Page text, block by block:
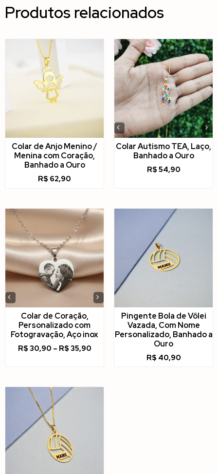
Produtos relacionados
Colar de Anjo Menino /
Menina com Coração,
Banhado a Ouro
R$ 62,90
‹
›
Colar Autismo TEA, Laço,
Banhado a Ouro
R$ 54,90
‹
›
Colar de Coração,
Personalizado com
Fotogravação, Aço inox
R$ 30,90 – R$ 35,90
Pingente Bola de Vôlei
Vazada, Com Nome
Personalizado, Banhado a
Ouro
R$ 40,90